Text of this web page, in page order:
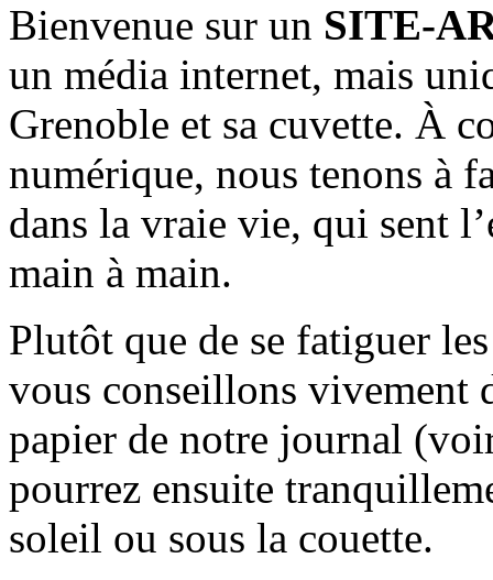
Bienvenue sur un SITE-
un média internet, mais
Grenoble et sa cuvette. À
numérique, nous tenons à
dans la vraie vie, qui sent
main à main.
Plutôt que de se fatiguer
vous conseillons vivement
papier de notre journal
pourrez ensuite
soleil ou sous la couette.